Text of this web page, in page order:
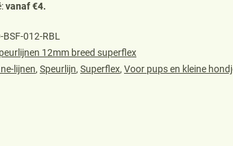
vanaf €4.
BSF-012-RBL
12mm breed superflex
lijnen, Speurlijn, Superflex, Voor pups en kleine